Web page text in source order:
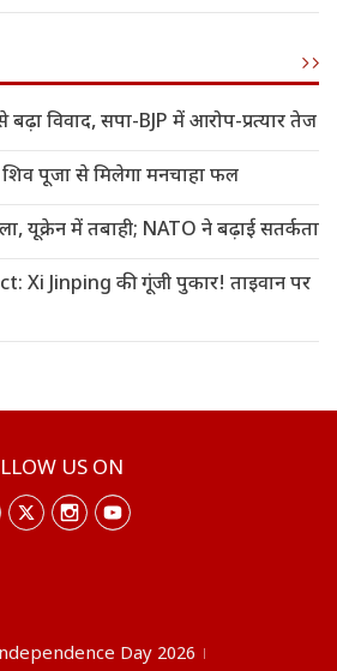
बढ़ा विवाद, सपा-BJP में आरोप-प्रत्यार तेज
पूजा से मिलेगा मनचाहा फल
यूक्रेन में तबाही; NATO ने बढ़ाई सतर्कता
Xi Jinping की गूंजी पुकार! ताइवान पर
US ON
Day 2026